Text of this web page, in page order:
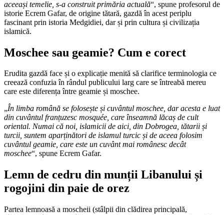
aceeași temelie, s-a construit primăria actuală“, spune profesorul de
istorie Ecrem Gafar, de origine tătară, gazdă în acest periplu
fascinant prin istoria Medgidiei, dar și prin cultura și civilizația
islamică.
Moschee sau geamie? Cum e corect
Erudita gazdă face și o explicație menită să clarifice terminologia ce
creează confuzia în rândul publicului larg care se întreabă mereu
care este diferența între geamie și moschee.
„În limba română se folosește și cuvântul moschee, dar acesta e luat
din cuvântul franțuzesc mosquée, care înseamnă lăcaș de cult
oriental. Numai că noi, islamicii de aici, din Dobrogea, tătarii și
turcii, suntem aparținători de islamul turcic și de aceea folosim
cuvântul geamie, care este un cuvânt mai românesc decât
moschee“, spune Ecrem Gafar.
Lemn de cedru din munții Libanului și
rogojini din paie de orez
Partea lemnoasă a moscheii (stâlpii din clădirea principală,